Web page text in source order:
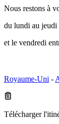
Nous restons à
du lundi au jeudi
et le vendredi
Royaume-Uni -
Télécharger